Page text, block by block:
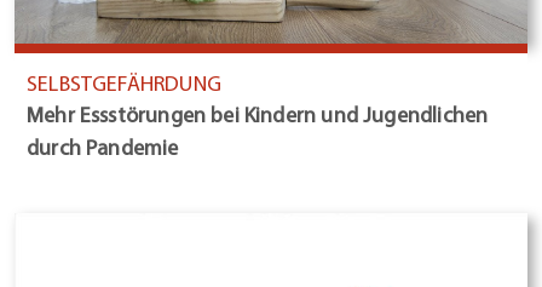
SELBSTGEFÄHRDUNG
Mehr Essstörungen bei Kindern und Jugendlichen
durch Pandemie